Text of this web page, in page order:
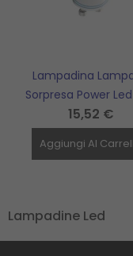
Lampadine Led
Lampadina
Sorpresa Power
Black Out Gu10 4W
Emergenza 2H
BEGHELLI - 56303
15,52 €
Aggiungi Al